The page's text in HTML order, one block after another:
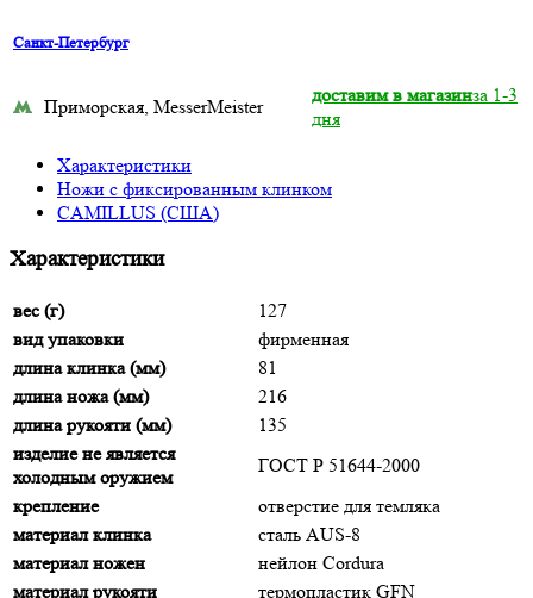
Санкт-Петербург
Приморская, MesserMeister
доставим в магазинза 1-3
дня
Характеристики
Ножи с фиксированным клинком
CAMILLUS (США)
Характеристики
вес (г)
127
вид упаковки
фирменная
длина клинка (мм)
81
длина ножа (мм)
216
длина рукояти (мм)
135
изделие не является
холодным оружием
ГОСТ Р 51644-2000
крепление
отверстие для темляка
материал клинка
сталь AUS-8
материал ножен
нейлон Cordura
материал рукояти
термопластик GFN